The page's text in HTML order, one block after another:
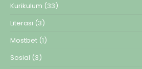
Kurikulum (33)
Literasi (3)
Mostbet (1)
Sosial (3)